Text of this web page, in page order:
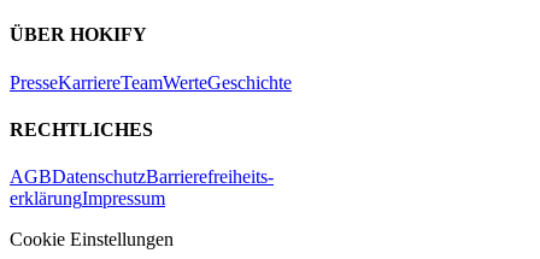
ÜBER HOKIFY
PresseKarriereTeamWerteGeschichte
RECHTLICHES
AGBDatenschutzBarrierefreiheits-
erklärungImpressum
Cookie Einstellungen